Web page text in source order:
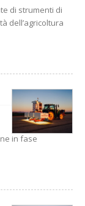
di strumenti di
dell’agricoltura
in fase